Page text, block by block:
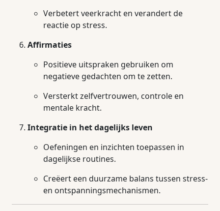
Verbetert veerkracht en verandert de
reactie op stress.
Affirmaties
Positieve uitspraken gebruiken om
negatieve gedachten om te zetten.
Versterkt zelfvertrouwen, controle en
mentale kracht.
Integratie in het dagelijks leven
Oefeningen en inzichten toepassen in
dagelijkse routines.
Creëert een duurzame balans tussen stress-
en ontspanningsmechanismen.